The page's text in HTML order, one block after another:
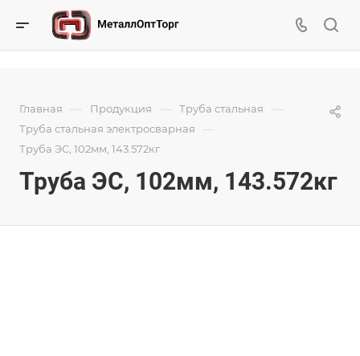
Главная — Продукция — Труба стальная —
Труба стальная электросварная —
Труба ЭС, 102мм, 143.572кг
Труба ЭС, 102мм, 143.572кг